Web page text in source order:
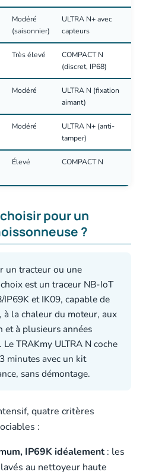
Modéré
(saisonnier)
ULTRA N+ avec
capteurs
Très élevé
COMPACT N
(discret, IP68)
Modéré
ULTRA N (fixation
aimant)
Modéré
ULTRA N+ (anti-
tamper)
Élevé COMPACT N
pour un
?
un tracteur ou une
est un traceur NB-IoT
et IK09, capable de
à la chaleur du moteur, aux
et à plusieurs années
TRAKmy ULTRA N coche
minutes avec un kit
sans démontage.
quatre critères
:
IP69K idéalement: les
au nettoyeur haute